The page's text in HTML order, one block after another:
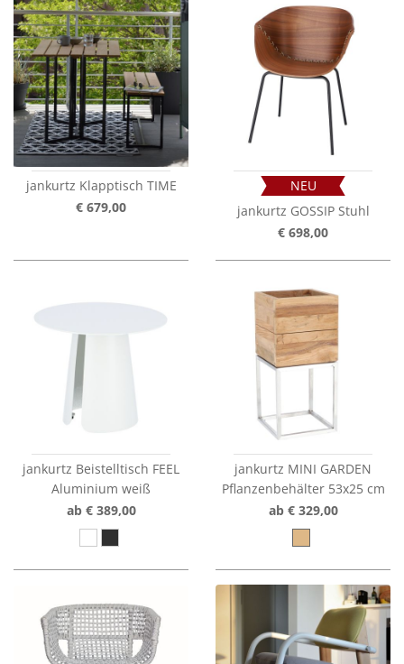
jankurtz Klapptisch TIME
€ 679,00
NEU
jankurtz GOSSIP Stuhl
€ 698,00
jankurtz Beistelltisch FEEL
Aluminium weiß
ab € 389,00
jankurtz MINI GARDEN
Pflanzenbehälter 53x25 cm
ab € 329,00